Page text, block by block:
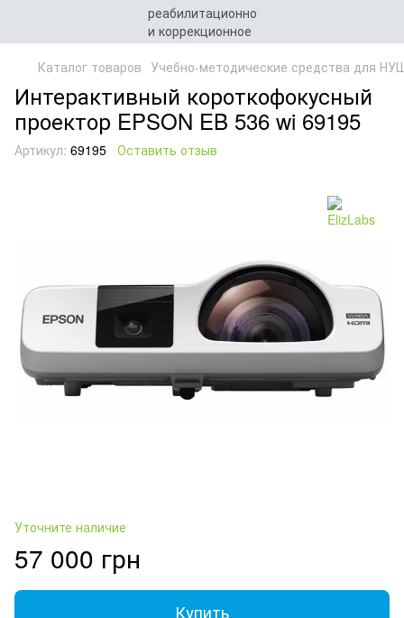
Каталог товаров Учебно-методические средства для
Интерактивный короткофокусный
проектор EPSON EB 536 wi 69195
Артикул: 69195 Оставить отзыв
Уточните наличие
57 000 грн
Купить